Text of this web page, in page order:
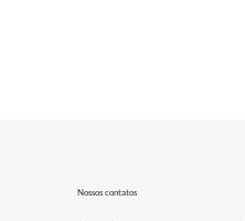
Nossos contatos